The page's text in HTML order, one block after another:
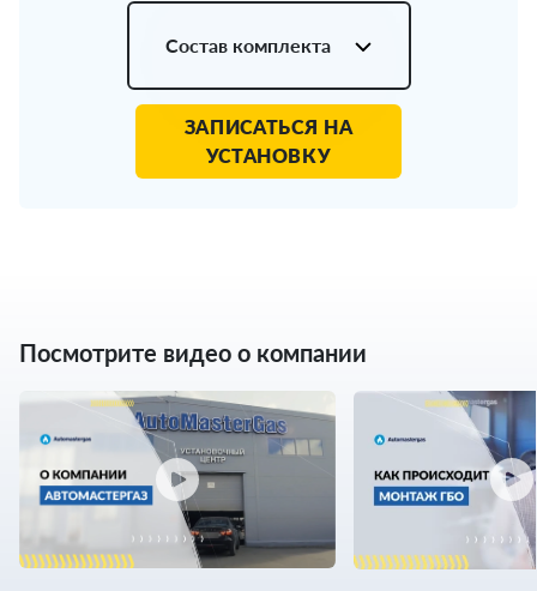
Состав комплекта
ЗАПИСАТЬСЯ НА
УСТАНОВКУ
Посмотрите видео о компании